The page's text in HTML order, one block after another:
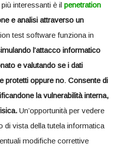
interessanti è il penetration
e analisi attraverso un
test software funziona in
l’attacco informatico
e valutando se i dati
protetti oppure no. Consente di
la vulnerabilità interna,
Un’opportunità per vedere
di vista della tutela informatica
modifiche correttive